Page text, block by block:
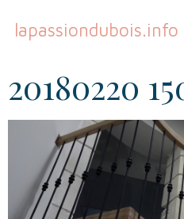
lapassiondubois.info
20180220